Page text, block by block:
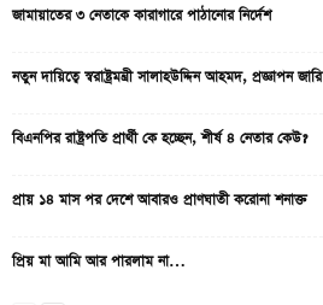
জামায়াতের ৩ নেতাকে কারাগারে পাঠানোর নির্দেশ
নতুন দায়িত্বে স্বরাষ্ট্রমন্ত্রী সালাহউদ্দিন আহমদ, প্রজ্ঞাপন জারি
বিএনপির রাষ্ট্রপতি প্রার্থী কে হচ্ছেন, শীর্ষ ৪ নেতার কেউ?
প্রায় ১৪ মাস পর দেশে আবারও প্রাণঘাতী করোনা শনাক্ত
প্রিয় মা আমি আর পারলাম না…